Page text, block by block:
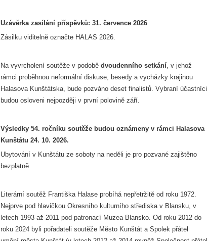
Uzávěrka zasílání příspěvků: 31. července 2026
Zásilku viditelně označte HALAS 2026.
Na vyvrcholení soutěže v podobě dvoudenního setkání, v jehož
rámci proběhnou neformální diskuse, besedy a vycházky krajinou
Halasova Kunštátska, bude pozváno deset finalistů. Vybraní účastníci
budou osloveni nejpozději v první polovině září.
Výsledky 54. ročníku soutěže budou oznámeny v rámci Halasova
Kunštátu 24. 10. 2026.
Ubytování v Kunštátu ze soboty na neděli je pro pozvané zajištěno
bezplatně.
Literární soutěž Františka Halase probíhá nepřetržitě od roku 1972.
Nejprve pod hlavičkou Okresního kulturního střediska v Blansku, v
letech 1993 až 2011 pod patronací Muzea Blansko. Od roku 2012 do
roku 2024 byli pořadateli soutěže Město Kunštát a Spolek přátel